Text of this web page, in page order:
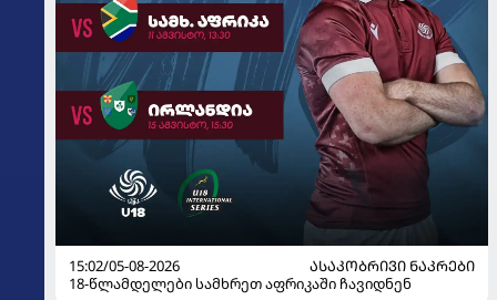
15:02/05-08-2026
ᲐᲡᲐᲙᲝᲑᲠᲘᲕᲘ ᲜᲐᲙᲠᲔᲑᲘ
18-წლამდელები სამხრეთ აფრიკაში ჩავიდნენ